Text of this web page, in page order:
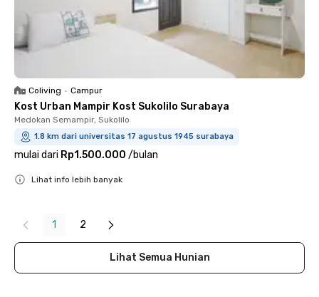
Coliving • Campur
Kost Urban Mampir Kost Sukolilo Surabaya
Medokan Semampir, Sukolilo
1.8 km dari universitas 17 agustus 1945 surabaya
mulai dari Rp1.500.000 /bulan
Lihat info lebih banyak
1 2
Lihat Semua Hunian